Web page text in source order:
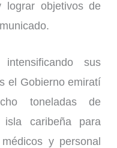
lograr objetivos de
sus
el Gobierno emiratí
toneladas de
caribeña para
y personal